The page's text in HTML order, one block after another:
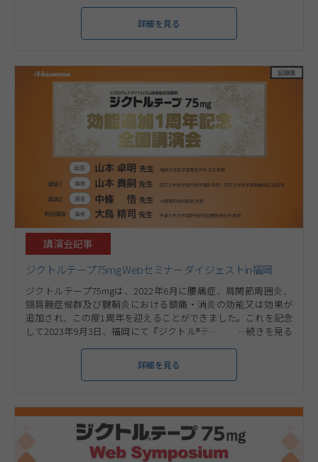
した。そこには若手とベテラン、立場の違いによる受け止め方の
詳細を見る
講演会記事
ジクトルテープ75mg Webセミナーダイジェストin福岡
ジクトルテープ75mgは、2022年6月に腰痛症、肩関節周囲炎、
頸肩腕症候群及び腱鞘炎における鎮痛・消炎の効能又は効果が
追加され、この度1周年を迎えることができました。これを記念
して2023年9月3日、福岡にて『ジクトル®テープ75mg効能追加1
学部整形外科 主任教授 山本 卓明先生）。疫学から治療のトピッ
クスまで幅広くご講演いただきましたので、今後の診療に活かし
ていただければ幸いです。
詳細を見る